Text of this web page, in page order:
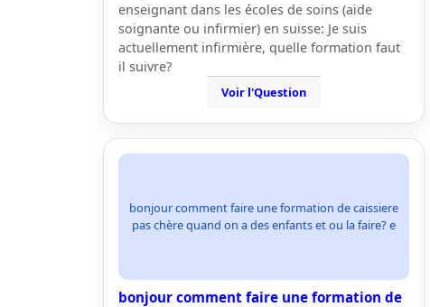
enseignant dans les écoles de soins (aide
soignante ou infirmier) en suisse: Je suis
actuellement infirmière, quelle formation faut
il suivre?
Voir l'Question
bonjour comment faire une formation de caissiere
pas chère quand on a des enfants et ou la faire? e
bonjour comment faire une formation de